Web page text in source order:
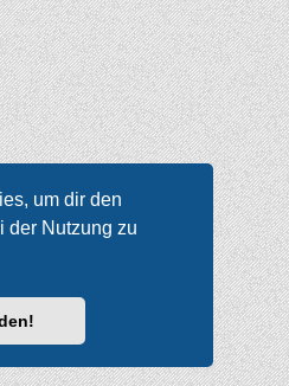
um dir den
der Nutzung zu